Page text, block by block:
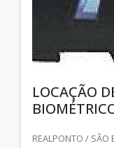
LOCAÇÃO
REALPONTO / SÃO